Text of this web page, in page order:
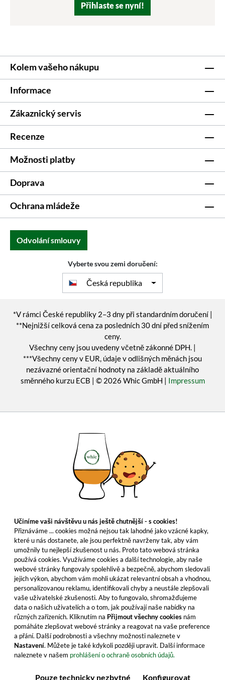
Přihlaste se nyní!
Kolem vašeho nákupu
Informace
Zákaznický servis
Recenze
Možnosti platby
Doprava
Ochrana mládeže
Odvolání smlouvy
Vyberte svou zemi doručení:
Česká republika
*V rámci České republiky 2–3 dny při standardním doručení |
**Nejnižší celková cena za posledních 30 dní před snížením
ceny.
Všechny ceny jsou uvedeny včetně zákonné DPH. |
***Všechny ceny v EUR, údaje v odlišných měnách jsou
nezávazné orientační hodnoty na základě aktuálního
směnného kurzu ECB | © 2026 Whic GmbH | Impressum
Učiníme vaši návštěvu u nás ještě chutnější - s cookies!
Přiznáváme ... cookies možná nejsou tak lahodné jako vzácné kapky,
které u nás dostanete, ale jsou perfektně navrženy tak, aby vám
umožnily tu nejlepší zkušenost u nás. Proto tato webová stránka
používá cookies. Využíváme cookies a další technologie, aby naše
webové stránky fungovaly spolehlivě a bezpečně, abychom sledovali
jejich výkon, abychom vám mohli ukázat relevantní obsah a vhodnou,
personalizovanou reklamu, identifikovali chyby a neustále zlepšovali
vaše uživatelské zkušenosti. Aby to fungovalo, shromažďujeme
data o našich uživatelích a o tom, jak používají naše nabídky na
různých zařízeních. Kliknutím na Přijmout všechny cookies nám
pomáháte zlepšovat webové stránky a reagovat na vaše preference
a přání. Další podrobnosti a všechny možnosti naleznete v
Nastavení. Můžete je také kdykoli později upravit. Další informace
naleznete v našem prohlášení o ochraně osobních údajů.
Pouze technicky nezbytné Konfigurovat